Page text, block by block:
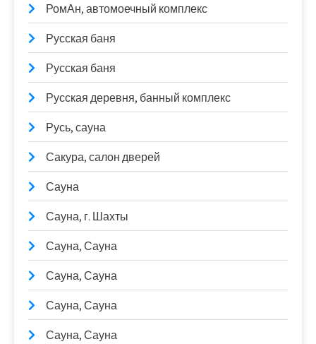
РомАн, автомоечный комплекс
Русская баня
Русская баня
Русская деревня, банный комплекс
Русь, сауна
Сакура, салон дверей
Сауна
Сауна, г. Шахты
Сауна, Сауна
Сауна, Сауна
Сауна, Сауна
Сауна, Сауна